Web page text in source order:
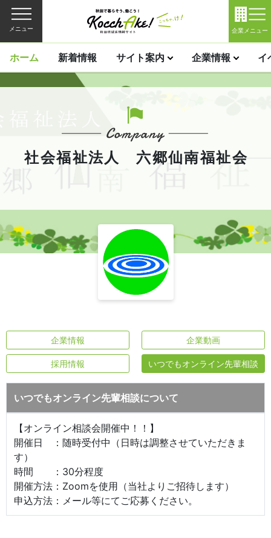
メニュー 企業メニュー
ホーム 新着情報 サイト案内 企業情報 イ
社会福祉法人 六郷仙南福祉会
企業情報 企業動画
採用情報 いつでもオンライン先輩相談
いつでもオンライン先輩相談について
【オンライン相談会開催中！！】
開催日 ：随時受付中（日時は調整させていただきま
す）
時間 ：30分程度
開催方法：Zoomを使用（当社よりご招待します）
申込方法：メール等にてご応募ください。